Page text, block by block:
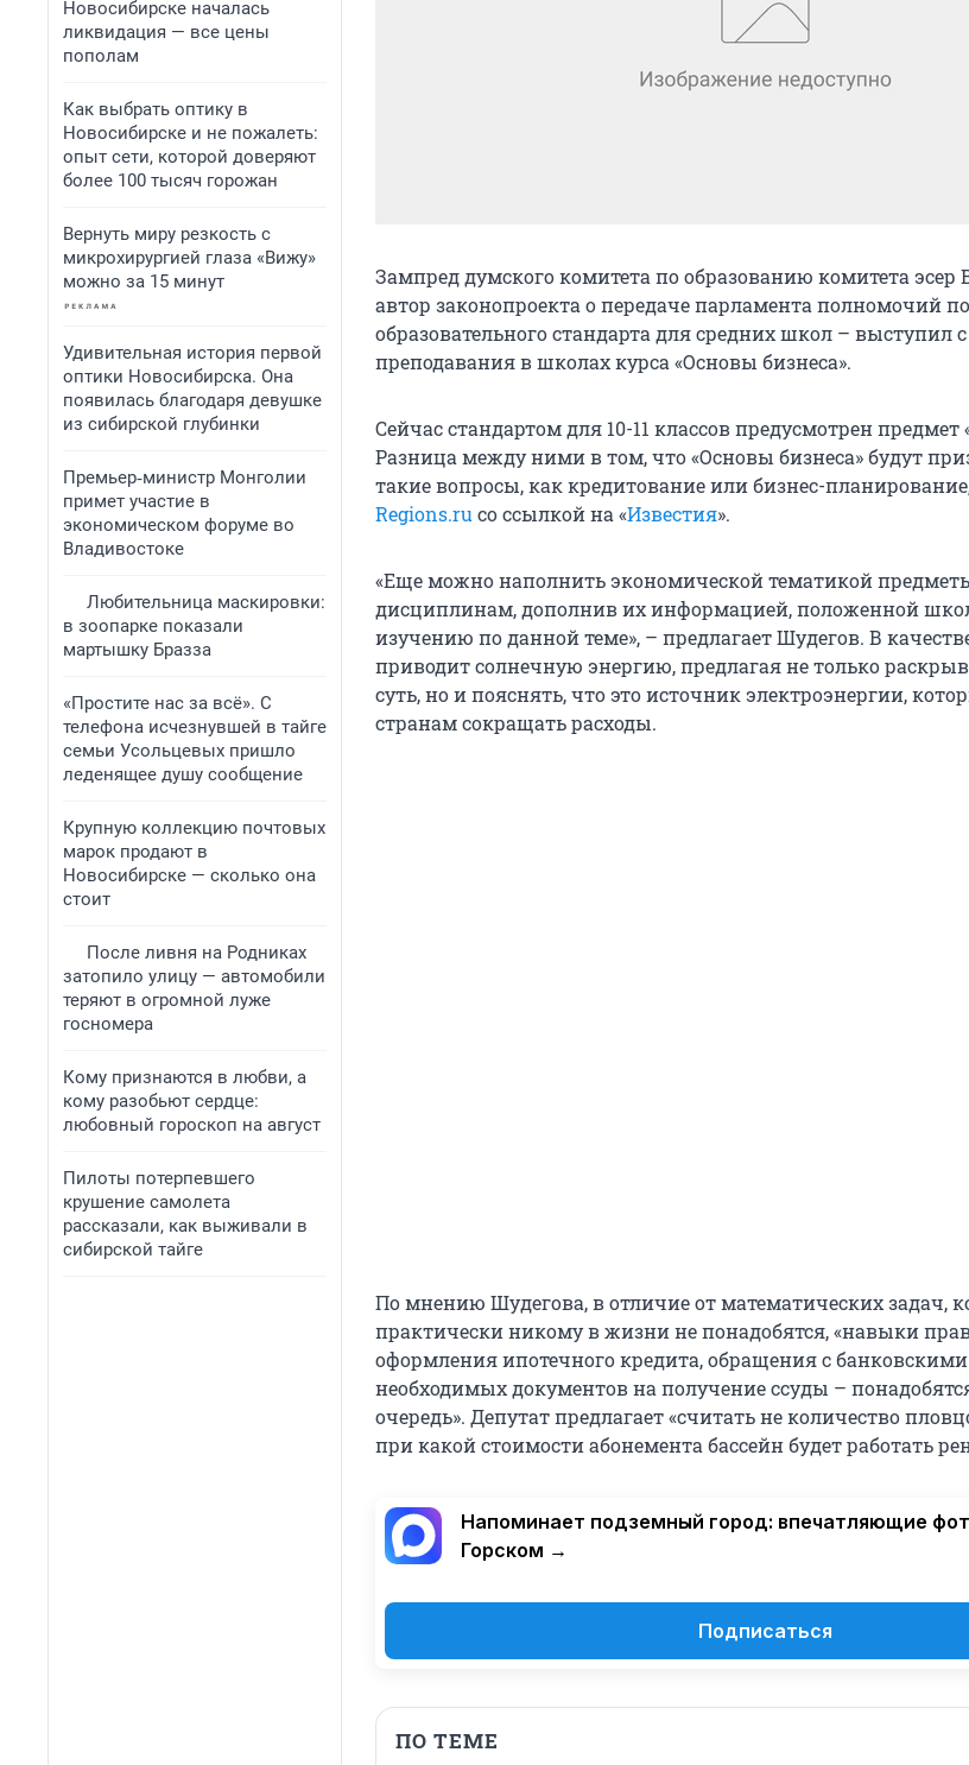
Новосибирске началась
ликвидация — все цены
пополам
Как выбрать оптику в
Новосибирске и не пожалеть:
опыт сети, которой доверяют
более 100 тысяч горожан
Вернуть миру резкость с
микрохирургией глаза «Вижу»
можно за 15 минут
Удивительная история первой
оптики Новосибирска. Она
появилась благодаря девушке
из сибирской глубинки
Премьер‑министр Монголии
примет участие в
экономическом форуме во
Владивостоке
Любительница маскировки:
в зоопарке показали
мартышку Бразза
«Простите нас за всё». С
телефона исчезнувшей в тайге
семьи Усольцевых пришло
леденящее душу сообщение
Крупную коллекцию почтовых
марок продают в
Новосибирске — сколько она
стоит
После ливня на Родниках
затопило улицу — автомобили
теряют в огромной луже
госномера
Кому признаются в любви, а
кому разобьют сердце:
любовный гороскоп на август
Пилоты потерпевшего
крушение самолета
рассказали, как выживали в
сибирской тайге
Зампред думского комитета по образованию комитета эсер
автор законопроекта о передаче парламента полномочий
образовательного стандарта для средних школ – выступил
преподавания в школах курса «Основы бизнеса».
Сейчас стандартом для 10-11 классов предусмотрен предмет
Разница между ними в том, что «Основы бизнеса» будут
такие вопросы, как кредитование или бизнес-
Regions.ru со ссылкой на «Известия».
«Еще можно наполнить экономической тематикой
дисциплинам, дополнив их информацией, положенной
изучению по данной теме», – предлагает Шудегов. В
приводит солнечную энергию, предлагая не только
суть, но и пояснять, что это источник электроэнергии,
странам сокращать расходы.
По мнению Шудегова, в отличие от математических задач,
практически никому в жизни не понадобятся, «навыки
оформления ипотечного кредита, обращения с
необходимых документов на получение ссуды –
очередь». Депутат предлагает «считать не количество
при какой стоимости абонемента бассейн будет работать
Напоминает подземный город: впечатляющие
Горском →
Подписаться
ПО ТЕМЕ